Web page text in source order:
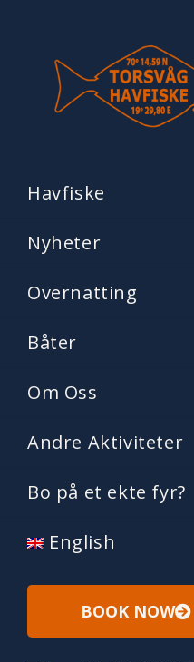
Havfiske
Nyheter
Overnatting
Båter
Om Oss
Andre Aktiviteter
Bo på et ekte fyr?
English
BOOK NOW